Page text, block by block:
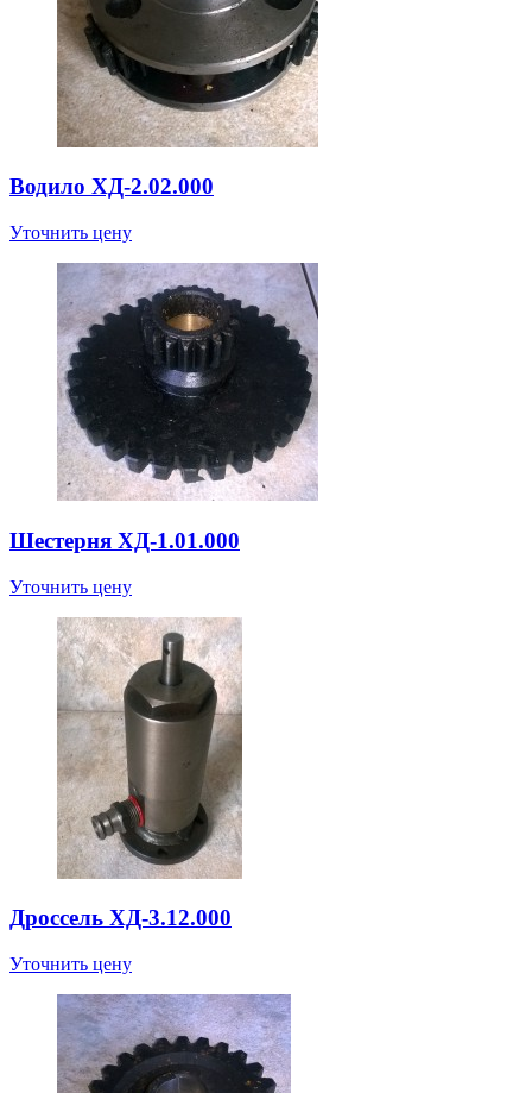
Водило ХД-2.02.000
Уточнить цену
Шестерня ХД-1.01.000
Уточнить цену
Дроссель ХД-3.12.000
Уточнить цену